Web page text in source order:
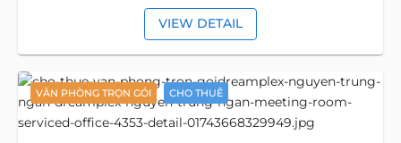
VIEW DETAIL
VĂN PHÒNG TRỌN GÓI CHO THUÊ